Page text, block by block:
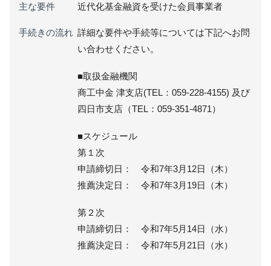
主な要件 近代化基金融資を受けた会員事業者
手続きの流れ 詳細な要件や手続等については下記へお問
い合わせください。
■取扱金融機関
商工中金 津支店(TEL：059-228-4155) 及び
四日市支店（TEL：059-351-4871）
■スケジュール
第１次
申請締切日： 令和7年3月12日（木）
推薦決定日： 令和7年3月19日（木）
第２次
申請締切日： 令和7年5月14日（水）
推薦決定日： 令和7年5月21日（水）